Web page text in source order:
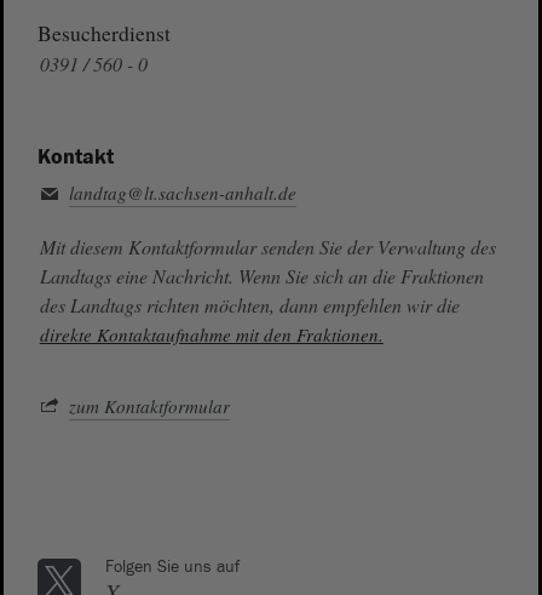
Besucherdienst
0391 / 560 - 0
Kontakt
landtag@lt.sachsen-anhalt.de
Mit diesem Kontaktformular senden Sie der Verwaltung des
Landtags eine Nachricht. Wenn Sie sich an die Fraktionen
des Landtags richten möchten, dann empfehlen wir die
direkte Kontaktaufnahme mit den Fraktionen.
zum Kontaktformular
Folgen Sie uns auf